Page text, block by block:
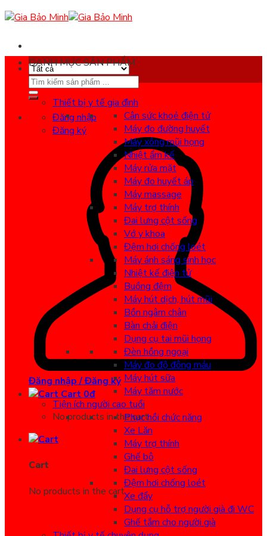
Skip
to
Search
for:
Đăng nhập
Đăng ký
Đăng nhập / Đăng ký
Cart 0đ
No products in the cart.
Cart
No products in the cart.
DANH MỤC SẢN PHẨM
Thiết bị y tế gia đình
Cân sức khoẻ điện tử
Máy đo đường huyết
Máy xông mũi họng
Nhiệt ẩm kế
Máy rửa mặt
Máy đo huyết áp
Máy massage
Máy trợ thính
Đai lưng cột sống
Vớ y khoa
Đệm hơi chống loét
Máy ánh sáng sinh học
Nhiệt kế điện tử
Buồng đệm
Máy hút dịch, hút mũi
Bồn ngâm chân
Bàn chải điện
Dụng cụ tai mũi họng
Đèn hồng ngoại
Máy đo độ đông máu
Máy hút sữa
Máy tăm nước
Tiện ích người cao tuổi
Phục hồi chức năng
Xe Lăn
Máy trợ thính
Ghế bô
Đai lưng cột sống
Đệm hơi chống loét
Xe đẩy
Dụng cụ hỗ trợ người già đi WC
Ghế tắm cho người già